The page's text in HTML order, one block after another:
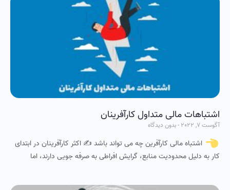
اشتباهات مالی متداول کارآفرینان
آگوست 7, 2022 بدون دیدگاه
اشتباه مالی کارآفرین چه می تواند باشد ✍ اکثر کارآفرینان در ابتدای
کار به دلیل محدودیت منابع، گرایش افراطی به صرفه جویی دارند، اما